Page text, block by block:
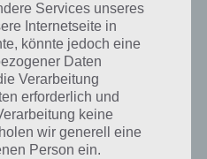
die deinen Personen am
und nicht direkt, wenn dies
Fähigkeit der Person ist,
dieses gedrückt
Services unseres
Internetseite in
könnte jedoch eine
Daten
Verarbeitung
erforderlich und
keine
wir generell eine
Person ein.